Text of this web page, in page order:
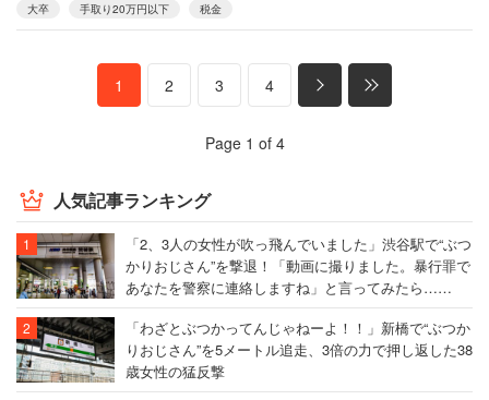
大卒 手取り20万円以下 税金
1 2 3 4
Page 1 of 4
人気記事ランキング
「2、3人の女性が吹っ飛んでいました」渋谷駅で“ぶつ
かりおじさん”を撃退！「動画に撮りました。暴行罪で
あなたを警察に連絡しますね」と言ってみたら……
「わざとぶつかってんじゃねーよ！！」新橋で“ぶつか
りおじさん”を5メートル追走、3倍の力で押し返した38
歳女性の猛反撃